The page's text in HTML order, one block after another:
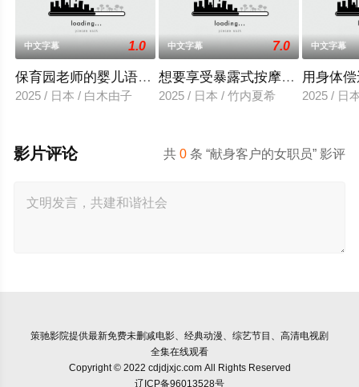
中文字幕 1.0
保育园老师的婴儿语让人超兴奋
2025 / 日本 / 白木由子
中文字幕 7.0
想要享受暴露式按摩的已婚女子
2025 / 日本 / 竹内夏希
中文字幕
用身体
2025 / 日
共0 条 “献身客户的女职员” 影评
影片评论
策驰影院提供最新免费未删减电影、经典动漫、综艺节目、高清电视剧
全集在线观看
Copyright © 2022 cdjdjxjc.com All Rights Reserved
辽ICP备96013528号